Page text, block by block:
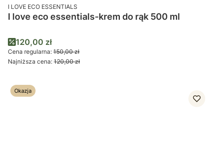
PRODUCENT
I LOVE ECO ESSENTIALS
I love eco essentials-krem do rąk 500 ml
Cena promocyjna
120,00 zł
Cena regularna: 150,00 zł
Najniższa cena: 120,00 zł
Okazja